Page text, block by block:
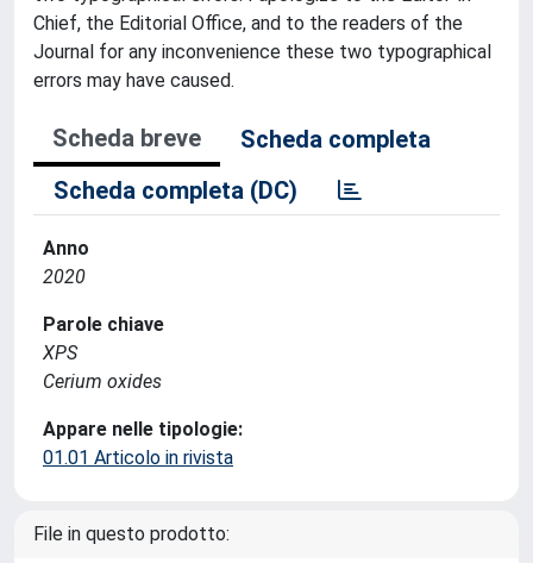
Chief, the Editorial Office, and to the readers of the
Journal for any inconvenience these two typographical
errors may have caused.
Scheda breve
Scheda completa
Scheda completa (DC)
Anno
2020
Parole chiave
XPS
Cerium oxides
Appare nelle tipologie:
01.01 Articolo in rivista
File in questo prodotto: